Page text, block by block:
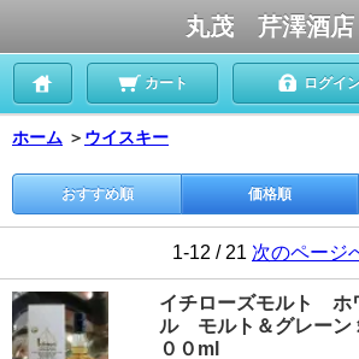
丸茂 芹澤酒店
カート ログイ
ホーム ＞ ウイスキー
おすすめ順 価格順
1-12 / 21 次のページ
イチローズモルト ホ
ル モルト＆グレー
００ml